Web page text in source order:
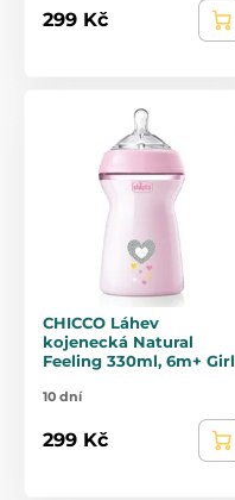
299 Kč
CHICCO Láhev
kojenecká Natural
Feeling 330ml, 6m+ Girl
10 dní
299 Kč